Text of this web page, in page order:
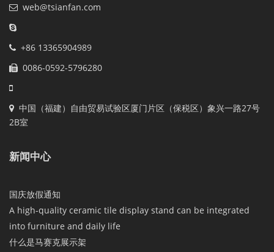
web@tsianfan.com
+86 13365904989
0086-0592-5796280
中国（福建）自由贸易试验区厦门片区（保税区）象兴一路27号
2B室
新闻中心
国庆放假通知
A high-quality ceramic tile display stand can be integrated
into furniture and daily life
什么是马赛克展示架